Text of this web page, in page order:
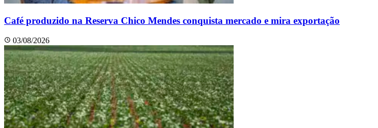
Café produzido na Reserva Chico Mendes conquista mercado e mira exportação
03/08/2026